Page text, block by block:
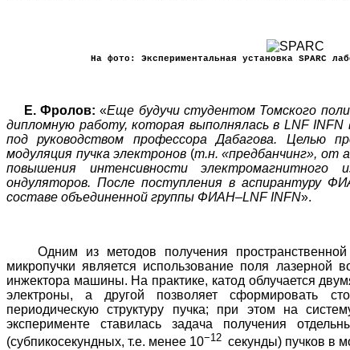
На фото: Экспериментальная установка SPARC
Е. Фролов: «Еще будучи студентом Томского
дипломную работу, которая выполнялась в LNF INFN
под руководством профессора Дабагова. Целью
модуляция пучка электронов (т.н. «предбанчинг», от
повышения интенсивности
ондуляторов. После поступления в аспирантуру
составе объединенной группы ФИАН–LNF INFN».
Одним из методов получения пространственной
микропучки является использование поля лазерной
инжектора машины. На практике, катод облучается
электроны, а другой позволяет сформировать
периодическую структуру пучка; при этом на
эксперименте ставилась задача получения
(субпикосекундных, т.е. менее 10−12 секунды) пучков в